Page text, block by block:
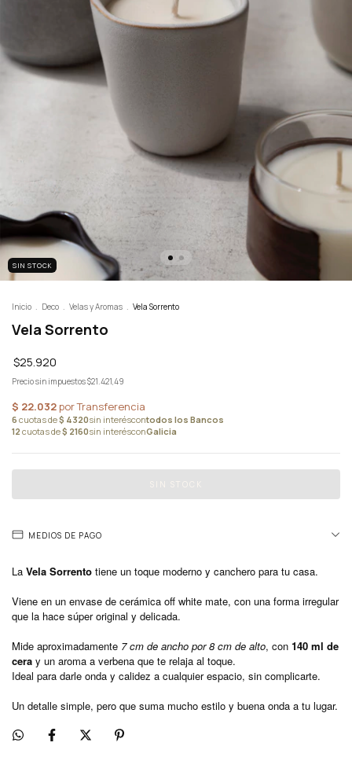
SIN STOCK
Inicio . Deco . Velas y Aromas . Vela Sorrento
Vela Sorrento
$25.920
Precio sin impuestos$21.421,49
MEDIOS DE PAGO
La Vela Sorrento tiene un toque moderno y canchero para tu casa.
Viene en un envase de cerámica off white mate, con una forma irregular
que la hace súper original y delicada.
Mide aproximadamente 7 cm de ancho por 8 cm de alto, con 140 ml de
cera y un aroma a verbena que te relaja al toque.
Ideal para darle onda y calidez a cualquier espacio, sin complicarte.
Un detalle simple, pero que suma mucho estilo y buena onda a tu lugar.